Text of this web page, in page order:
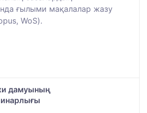
ғылыми мақалалар жазу
WoS).
дамуының